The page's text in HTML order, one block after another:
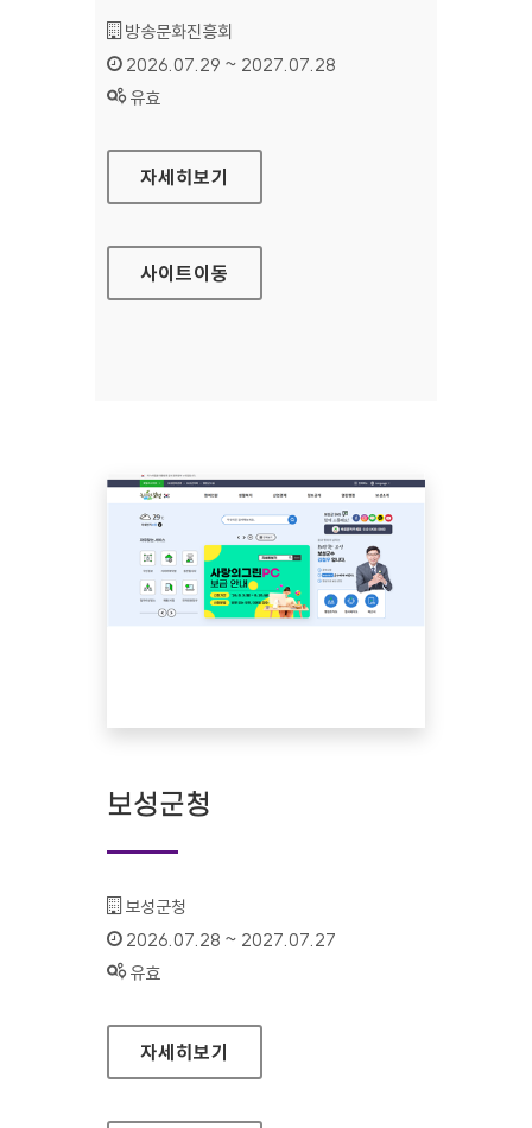
기관명 :
방송문화진흥회
인증기간 :
2026.07.29 ~ 2027.07.28
상태 :
유효
방송문화진흥회
자세히보기
사이트이동
보성군청
기관명 :
보성군청
인증기간 :
2026.07.28 ~ 2027.07.27
상태 :
유효
보성군청
자세히보기